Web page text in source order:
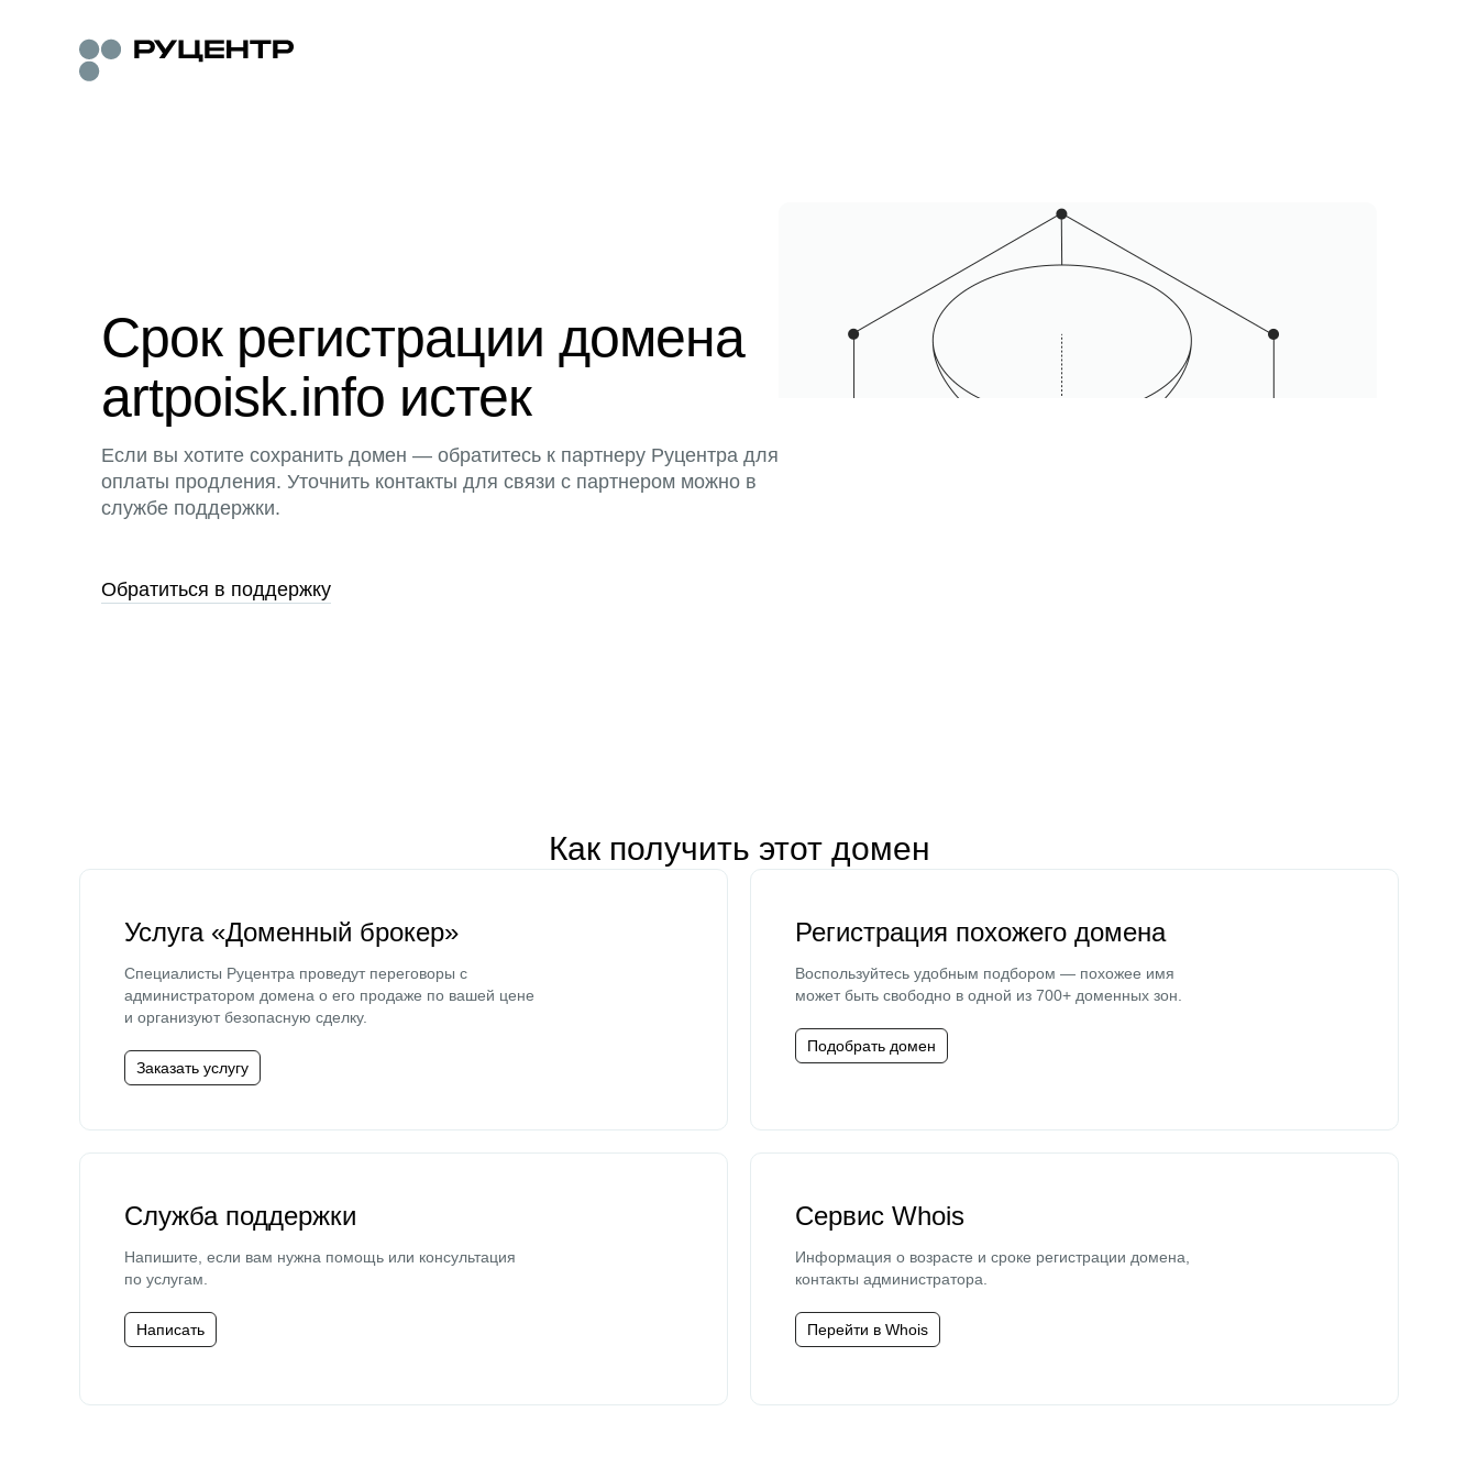
Срок регистрации домена
artpoisk.info истек
Если вы хотите сохранить домен — обратитесь к партнеру Руцентра для
оплаты продления. Уточнить контакты для связи с партнером можно в
службе поддержки.
Обратиться в поддержку
Как получить этот домен
Услуга «Доменный брокер»
Специалисты Руцентра проведут переговоры с
администратором домена о его продаже по вашей цене
и организуют безопасную сделку.
Заказать услугу
Регистрация похожего домена
Воспользуйтесь удобным подбором — похожее имя
может быть свободно в одной из 700+ доменных зон.
Подобрать домен
Служба поддержки
Напишите, если вам нужна помощь или консультация
по услугам.
Написать
Сервис Whois
Информация о возрасте и сроке регистрации домена,
контакты администратора.
Перейти в Whois